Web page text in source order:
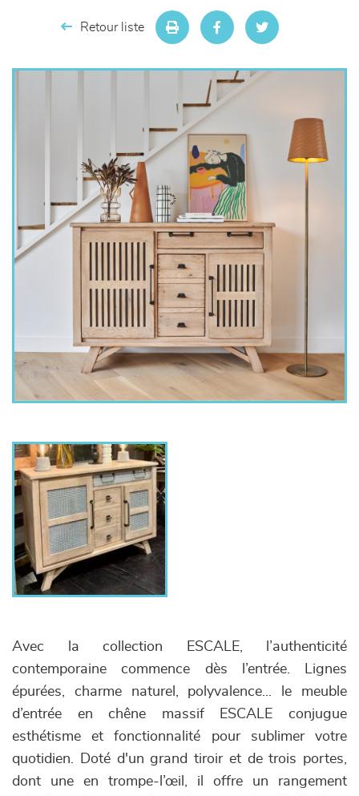
Retour liste
Avec la collection ESCALE, l’authenticité
contemporaine commence dès l’entrée. Lignes
épurées, charme naturel, polyvalence... le meuble
d’entrée en chêne massif ESCALE conjugue
esthétisme et fonctionnalité pour sublimer votre
quotidien. Doté d'un grand tiroir et de trois portes,
dont une en trompe-l’œil, il offre un rangement